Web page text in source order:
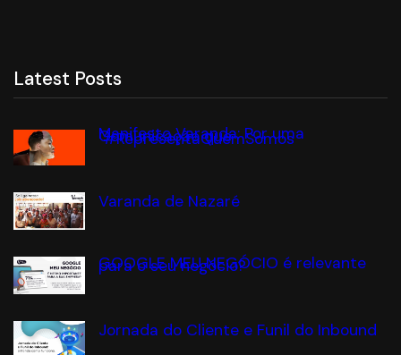
Latest Posts
Manifesto Varanda: Por uma
Comunicação que
#RepresentaQuemSomos
Varanda de Nazaré
GOOGLE MEU NEGÓCIO é relevante
para o seu negócio?
Jornada do Cliente e Funil do Inbound